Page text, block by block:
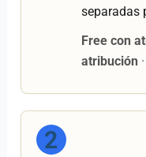
separadas
Free con
atribución ·
2